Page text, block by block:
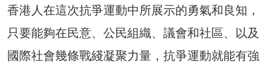
香港人在這次抗爭運動中所展示的勇氣和良知，
只要能夠在民意、公民組織、議會和社區、以及
國際社會幾條戰綫凝聚力量，抗爭運動就能有強